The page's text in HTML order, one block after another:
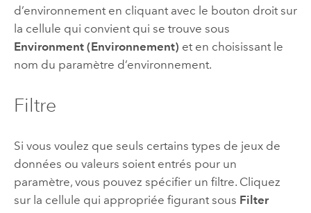
d’environnement en cliquant avec le bouton droit sur
la cellule qui convient qui se trouve sous
Environment (Environnement) et en choisissant le
nom du paramètre d’environnement.
Filtre
Si vous voulez que seuls certains types de jeux de
données ou valeurs soient entrés pour un
paramètre, vous pouvez spécifier un filtre. Cliquez
sur la cellule qui appropriée figurant sous Filter